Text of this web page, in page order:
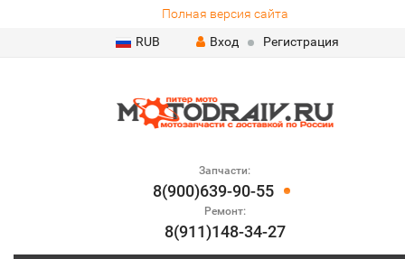
Полная версия сайта
RUB
Вход Регистрация
Запчасти:
8(900)639-90-55
Ремонт:
8(911)148-34-27